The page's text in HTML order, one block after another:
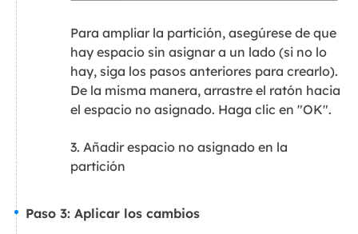
Para ampliar la partición, asegúrese de que
hay espacio sin asignar a un lado (si no lo
hay, siga los pasos anteriores para crearlo).
De la misma manera, arrastre el ratón hacia
el espacio no asignado. Haga clic en "OK".
3. Añadir espacio no asignado en la
partición
Paso 3: Aplicar los cambios